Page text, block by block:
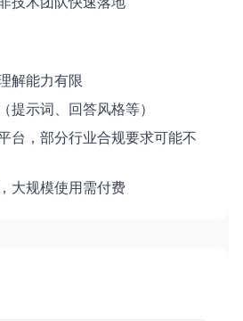
解能力有限
提示词、回答风格等）
台，部分行业合规要求可能不
大规模使用需付费